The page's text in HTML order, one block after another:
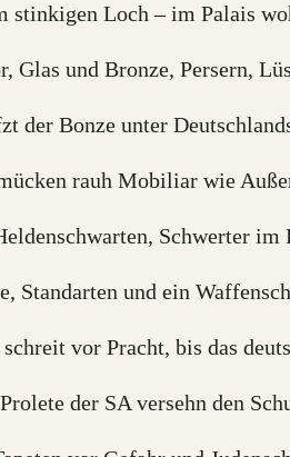
stinkigen Loch – im Palais
Glas und Bronze, Persern,
der Bonze unter
rauh Mobiliar wie
Schwerter im
Standarten und ein
vor Pracht, bis das
der SA versehn den